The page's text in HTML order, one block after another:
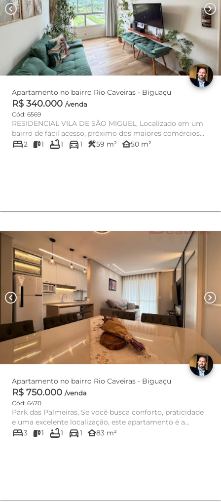
chevron_left chevron_right
Apartamento no bairro Rio Caveiras - Biguaçu
R$ 340.000 /venda
Cód: 6569
RESIDENCIAL VILA DE SÃO MIGUEL, Localizado em um
bairro de fácil acesso, próximo dos maiores comércios
da região e...
bed2 1 bathtub1 directions_car1 construction59 m² other_houses50 m²
chevron_left chevron_right
Apartamento no bairro Rio Caveiras - Biguaçu
R$ 750.000 /venda
Cód: 6470
Park das Palmeiras, Se você busca conforto, praticidade
e uma excelente localização, este apartamento é a
escolha...
bed3 1 bathtub1 directions_car1 other_houses83 m²